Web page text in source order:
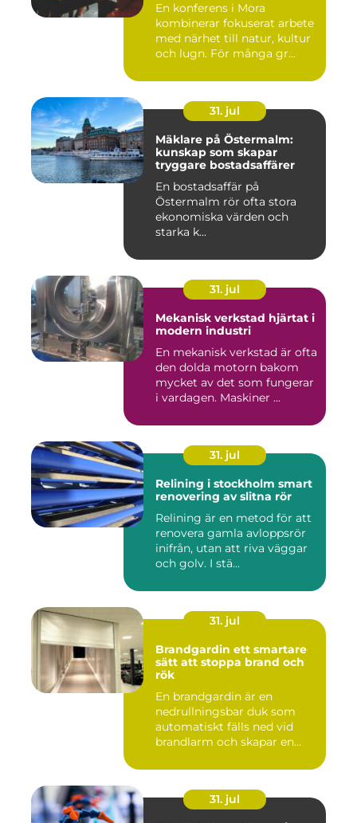
En konferens i Mora
kombinerar fokuserat arbete
med närhet till natur, kultur
och lugn. För många gr...
31. jul
Mäklare på Östermalm:
kunskap som skapar
tryggare bostadsaffärer
En bostadsaffär på
Östermalm rör ofta stora
ekonomiska värden och
starka k...
31. jul
Mekanisk verkstad hjärtat i
modern industri
En mekanisk verkstad är ofta
den dolda motorn bakom
mycket av det som fungerar
i vardagen. Maskiner ...
31. jul
Relining i stockholm smart
renovering av slitna rör
Relining är en metod för att
renovera gamla avloppsrör
inifrån, utan att riva väggar
och golv. I stä...
31. jul
Brandgardin ett smartare
sätt att stoppa brand och
rök
En brandgardin är en
nedrullningsbar duk som
automatiskt fälls ned vid
brandlarm och skapar en
31. jul